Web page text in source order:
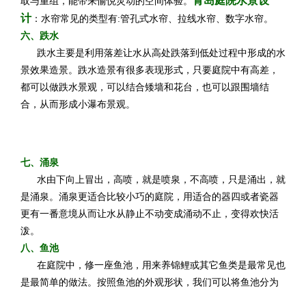
计：水帘常见的类型有:管孔式水帘、拉线水帘、数字水帘。
六、跌水
跌水主要是利用落差让水从高处跌落到低处过程中形成的水
景效果造景。跌水造景有很多表现形式，只要庭院中有高差，
都可以做跌水景观，可以结合矮墙和花台，也可以跟围墙结
合，从而形成小瀑布景观。
七、涌泉
水由下向上冒出，高喷，就是喷泉，不高喷，只是涌出，就
是涌泉。涌泉更适合比较小巧的庭院，用适合的器四或者瓷器
更有一番意境从而让水从静止不动变成涌动不止，变得欢快活
泼。
八、鱼池
在庭院中，修一座鱼池，用来养锦鲤或其它鱼类是最常见也
是最简单的做法。按照鱼池的外观形状，我们可以将鱼池分为